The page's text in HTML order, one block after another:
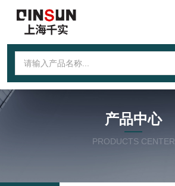
产品中心
PRODUCTS CENTER